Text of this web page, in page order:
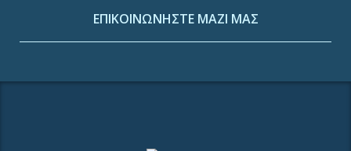
ΕΠΙΚΟΙΝΩΝΗΣΤΕ ΜΑΖΙ ΜΑΣ